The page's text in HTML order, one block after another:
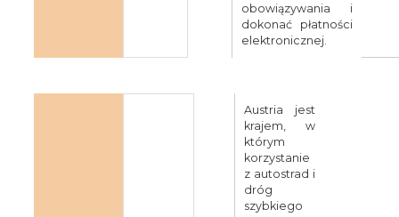
obowiązywania i
dokonać płatności
elektronicznej.
Austria jest
krajem, w
którym
korzystanie
z autostrad i
dróg
szybkiego